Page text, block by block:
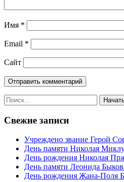
Имя *
Email *
Сайт
Свежие записи
Учреждено звание Герой
День памяти Николая
День рождения Николая
День памяти Леонида
День рождения Жана-Поля